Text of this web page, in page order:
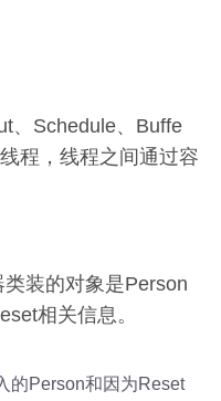
、Schedule、Buffe
程，线程之间通过容
装的对象是Person
相关信息。
的Person和因为Reset